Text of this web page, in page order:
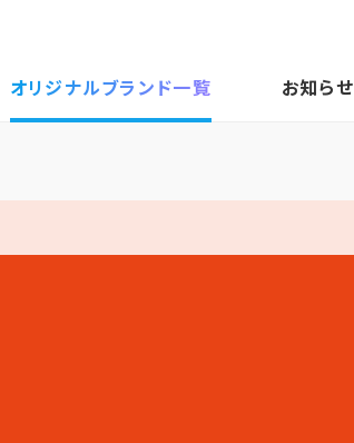
オリジナルブランド一覧 お知らせ